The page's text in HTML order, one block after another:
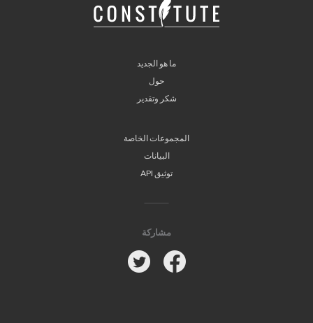
ما هو الجديد
حول
شكر وتقدير
المجموعات الخاصة
البيانات
توثيق API
مشاركة
Facebook